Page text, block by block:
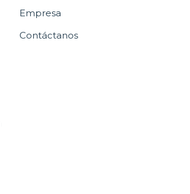
Empresa
Contáctanos